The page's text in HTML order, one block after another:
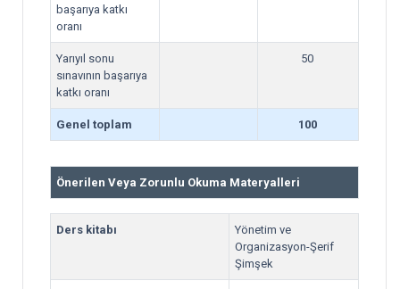
başarıya katkı
oranı
Yarıyıl sonu
sınavının başarıya
katkı oranı
50
Genel toplam 100
Önerilen Veya Zorunlu Okuma Materyalleri
Ders kitabı
Yönetim ve
Organizasyon-Şerif
Şimşek